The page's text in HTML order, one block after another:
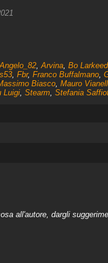
,Arvina, Bo Larkeed
, Fbr, Franco Buffalmano,
Biasco, Mauro
Luigi, Stearm, Stefania
all'autore, dargli